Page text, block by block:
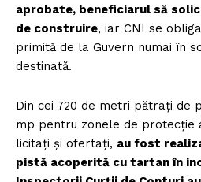
aprobate, beneficiarul să
de construire, iar CNI se
primită de la Guvern numai în
destinată.
Din cei 720 de metri pătrați de
mp pentru zonele de protecție
licitați și ofertați, au fost
pistă acoperită cu tartan în